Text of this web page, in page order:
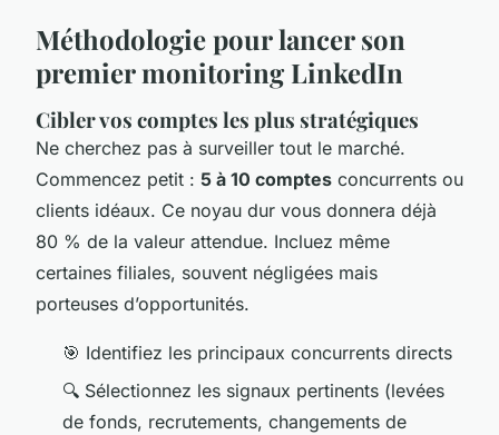
Méthodologie pour lancer son
premier monitoring LinkedIn
Cibler vos comptes les plus stratégiques
Ne cherchez pas à surveiller tout le marché.
Commencez petit : 5 à 10 comptes concurrents ou
clients idéaux. Ce noyau dur vous donnera déjà
80 % de la valeur attendue. Incluez même
certaines filiales, souvent négligées mais
porteuses d’opportunités.
🎯 Identifiez les principaux concurrents directs
🔍 Sélectionnez les signaux pertinents (levées
de fonds, recrutements, changements de